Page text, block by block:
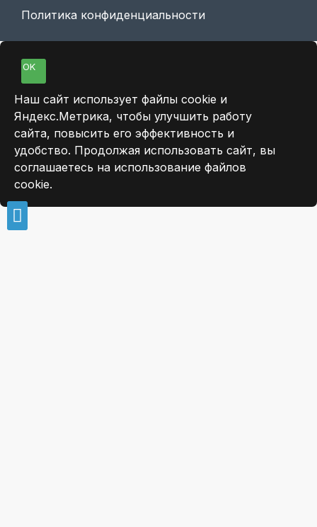
Политика конфиденциальности
OK
Наш сайт использует файлы cookie и
Яндекс.Метрика, чтобы улучшить работу
сайта, повысить его эффективность и
удобство. Продолжая использовать сайт, вы
соглашаетесь на использование файлов
cookie.